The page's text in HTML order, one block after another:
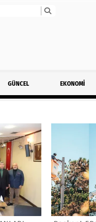
GÜNCEL EKONOMİ